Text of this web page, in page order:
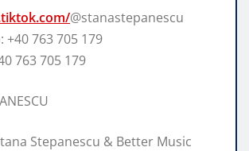
@stanastepanescu
+40 763 705 179
763 705 179
Stepanescu & Better Music